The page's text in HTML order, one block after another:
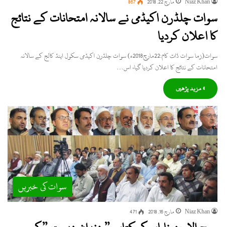
سوات چلڈرن اکیڈمی نے سالانہ امتحانات کے نتائج
کا اعلان کردیا
سوات(زما سوات ڈاٹ کام:22مارچ2018ء) سوات چلڈرن اکیڈمی سکول اینڈ کالج کے سالانہ
امتحانات کے نتائج کا اعلان کردیا گیا، اس…
» مزید پڑھیں
سوات کی خبریں
Niaz Khan مارچ 16, 2018 471